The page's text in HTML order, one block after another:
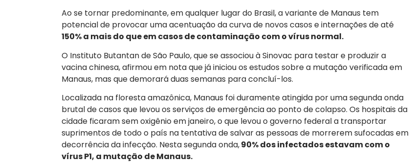
Ao se tornar predominante, em qualquer lugar do Brasil, a variante de Manaus tem
potencial de provocar uma acentuação da curva de novos casos e internações de até
150% a mais do que em casos de contaminação com o vírus normal.
O Instituto Butantan de São Paulo, que se associou à Sinovac para testar e produzir a
vacina chinesa, afirmou em nota que já iniciou os estudos sobre a mutação verificada em
Manaus, mas que demorará duas semanas para concluí-los.
Localizada na floresta amazônica, Manaus foi duramente atingida por uma segunda onda
brutal de casos que levou os serviços de emergência ao ponto de colapso. Os hospitais da
cidade ficaram sem oxigênio em janeiro, o que levou o governo federal a transportar
suprimentos de todo o país na tentativa de salvar as pessoas de morrerem sufocadas em
decorrência da infecção. Nesta segunda onda,90% dos infectados estavam com o
vírus P1, a mutação de Manaus.